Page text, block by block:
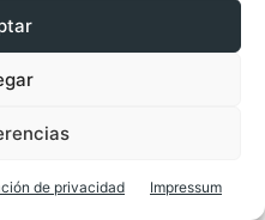
de privacidad Impressum
Sede/
Tributaria
actividades
Sede/